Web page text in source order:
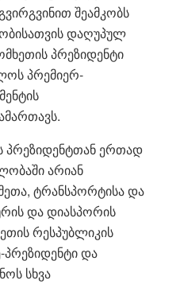
შეამკობს
დაღუპულ
პრეზიდენტი
პრემიერ-
პრეზიდენტთან ერთად
არიან
ტრანსპორტისა და
და დიასპორის
რესპუბლიკის
პრეზიდენტი და
სხვა